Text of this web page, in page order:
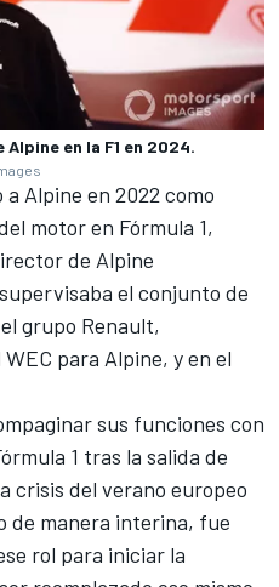
en la F1 en 2024.
Alpine en 2022 como
motor en Fórmula 1,
de Alpine
el conjunto de
grupo Renault,
para Alpine, y en el
sus funciones con
1 tras la salida de
crisis del verano europeo
de manera interina, fue
rol para iniciar la